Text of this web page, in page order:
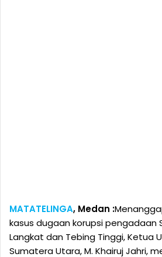
MATATELINGA, Medan :
kasus dugaan korupsi pengadaan
Langkat dan Tebing Tinggi, Ketua
Sumatera Utara, M. Khairuj Jahri,